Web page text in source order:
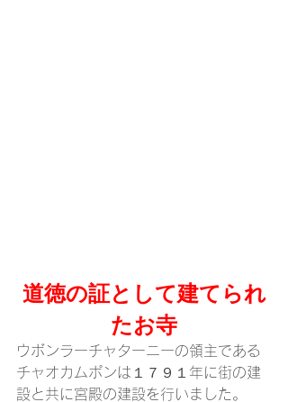
道徳の証として建てられ
たお寺
ウボンラーチャターニーの領主である
チャオカムポンは１７９１年に街の建
設と共に宮殿の建設を行いました。